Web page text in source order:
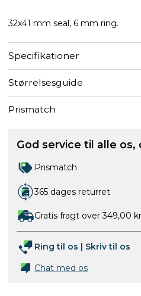
32x41 mm seal, 6 mm ring.
Specifikationer
Størrelsesguide
Prismatch
God service til alle os,
Prismatch
365 dages returret
Gratis fragt over 349,00
Ring til os | Skriv til os
Chat med os